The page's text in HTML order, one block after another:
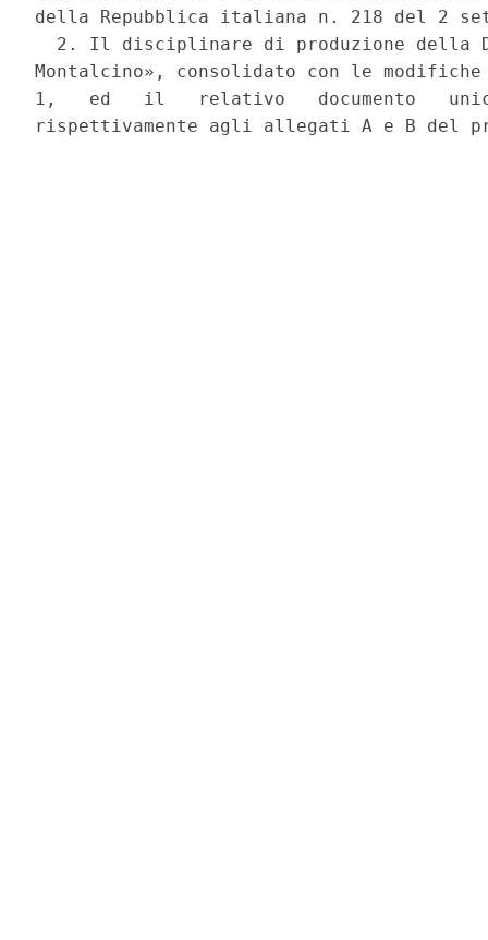
della Repubblica italiana n. 218 del 2
2. Il disciplinare di produzione della
Montalcino», consolidato con le
1,   ed   il   relativo   documento